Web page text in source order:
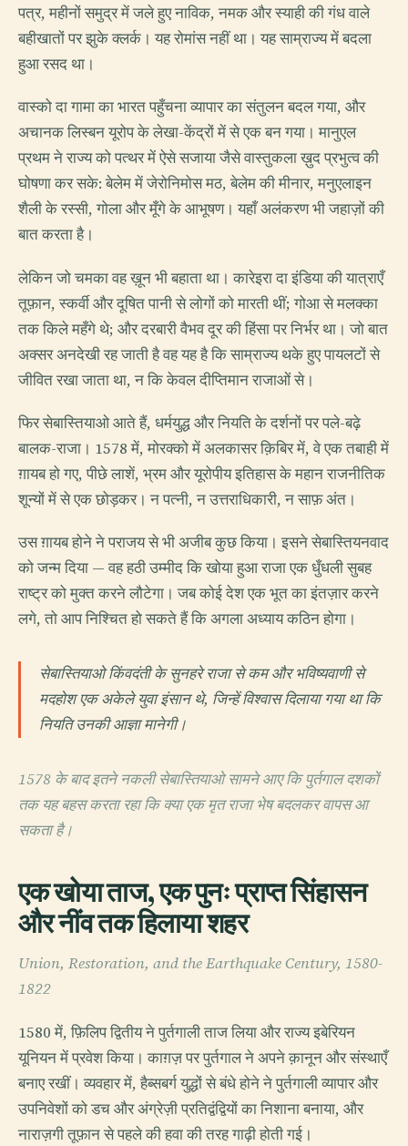
पत्र, महीनों समुद्र में जले हुए नाविक, नमक और स्याही की गंध वाले
बहीखातों पर झुके क्लर्क। यह रोमांस नहीं था। यह साम्राज्य में बदला
हुआ रसद था।
वास्को दा गामा का भारत पहुँचना व्यापार का संतुलन बदल गया, और
अचानक लिस्बन यूरोप के लेखा-केंद्रों में से एक बन गया। मानुएल
प्रथम ने राज्य को पत्थर में ऐसे सजाया जैसे वास्तुकला ख़ुद प्रभुत्व की
घोषणा कर सके: बेलेम में जेरोनिमोस मठ, बेलेम की मीनार, मनुएलाइन
शैली के रस्सी, गोला और मूँगे के आभूषण। यहाँ अलंकरण भी जहाज़ों की
बात करता है।
लेकिन जो चमका वह ख़ून भी बहाता था। कारेइरा दा इंडिया की यात्राएँ
तूफ़ान, स्कर्वी और दूषित पानी से लोगों को मारती थीं; गोआ से मलक्का
तक किले महँगे थे; और दरबारी वैभव दूर की हिंसा पर निर्भर था। जो बात
अक्सर अनदेखी रह जाती है वह यह है कि साम्राज्य थके हुए पायलटों से
जीवित रखा जाता था, न कि केवल दीप्तिमान राजाओं से।
फिर सेबास्तियाओ आते हैं, धर्मयुद्ध और नियति के दर्शनों पर पले-बढ़े
बालक-राजा। 1578 में, मोरक्को में अलकासर क़िबिर में, वे एक तबाही में
ग़ायब हो गए, पीछे लाशें, भ्रम और यूरोपीय इतिहास के महान राजनीतिक
शून्यों में से एक छोड़कर। न पत्नी, न उत्तराधिकारी, न साफ़ अंत।
उस ग़ायब होने ने पराजय से भी अजीब कुछ किया। इसने सेबास्तियनवाद
को जन्म दिया — वह हठी उम्मीद कि खोया हुआ राजा एक धुँधली सुबह
राष्ट्र को मुक्त करने लौटेगा। जब कोई देश एक भूत का इंतज़ार करने
लगे, तो आप निश्चित हो सकते हैं कि अगला अध्याय कठिन होगा।
सेबास्तियाओ किंवदंती के सुनहरे राजा से कम और भविष्यवाणी से
मदहोश एक अकेले युवा इंसान थे, जिन्हें विश्वास दिलाया गया था कि
नियति उनकी आज्ञा मानेगी।
1578 के बाद इतने नकली सेबास्तियाओ सामने आए कि पुर्तगाल दशकों
तक यह बहस करता रहा कि क्या एक मृत राजा भेष बदलकर वापस आ
सकता है।
एक खोया ताज, एक पुनः प्राप्त सिंहासन
और नींव तक हिलाया शहर
Union, Restoration, and the Earthquake Century, 1580-
1822
1580 में, फ़िलिप द्वितीय ने पुर्तगाली ताज लिया और राज्य इबेरियन
यूनियन में प्रवेश किया। काग़ज़ पर पुर्तगाल ने अपने क़ानून और संस्थाएँ
बनाए रखीं। व्यवहार में, हैब्सबर्ग युद्धों से बंधे होने ने पुर्तगाली व्यापार और
उपनिवेशों को डच और अंग्रेज़ी प्रतिद्वंद्वियों का निशाना बनाया, और
नाराज़गी तूफ़ान से पहले की हवा की तरह गाढ़ी होती गई।